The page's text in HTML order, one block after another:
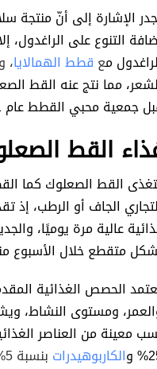
الإشارة إلى أنّ منتجة
التنوع على
مع قطط الهمالايا،
مما نتج عنه القط
جمعية محبي القطط عام 2011 م.
القط
القط الصعلوك كما
الجاف أو الرطب، إذ
عالية مرة يوميًا،
متقطع خلال الأسبوع
الحصص الغذائية
ومستوى النشاط،
معينة من العناصر
و
الكاربوهيدرات بنسبة 5% على أقل